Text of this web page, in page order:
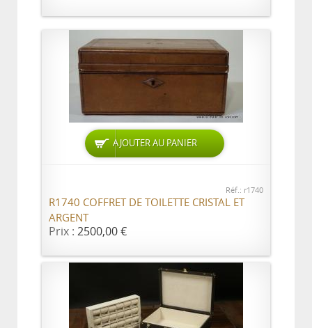
AJOUTER AU PANIER
Réf.: r1740
R1740 COFFRET DE TOILETTE CRISTAL ET
ARGENT
Prix : 2500,00 €